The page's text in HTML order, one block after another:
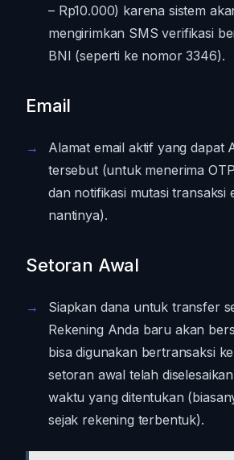
– Rp10.000) karena sistem
mengirimkan SMS verifikasi
BNI (seperti ke nomor 3346).
Email
Alamat email aktif yang dapat
tersebut (untuk menerima
dan notifikasi mutasi transaksi
nantinya).
Setoran Awal
Siapkan dana untuk transfer
Rekening Anda baru akan
bisa digunakan bertransaksi
setoran awal telah
waktu yang ditentukan
sejak rekening terbentuk).